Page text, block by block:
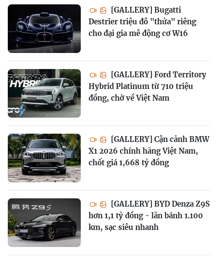
[GALLERY] Bugatti
Destrier triệu đô "thửa" riêng
cho đại gia mê động cơ W16
[GALLERY] Ford Territory
Hybrid Platinum từ 710 triệu
đồng, chờ về Việt Nam
[GALLERY] Cận cảnh BMW
X1 2026 chính hãng Việt Nam,
chốt giá 1,668 tỷ đồng
[GALLERY] BYD Denza Z9S
hơn 1,1 tỷ đồng - lăn bánh 1.100
km, sạc siêu nhanh